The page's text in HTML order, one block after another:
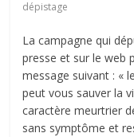
dépistage
La campagne qui
presse et sur le web
message suivant : «
peut vous sauver la
caractère meurtrier
sans symptôme et